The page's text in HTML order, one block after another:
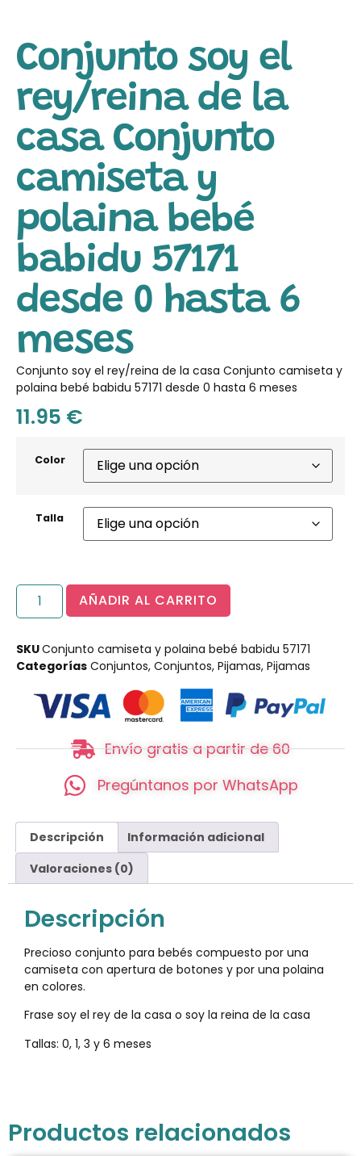
Conjunto soy el
rey/reina de la
casa Conjunto
camiseta y
polaina bebé
babidu 57171
desde 0 hasta 6
meses
Conjunto soy el rey/reina de la casa Conjunto camiseta y
polaina bebé babidu 57171 desde 0 hasta 6 meses
11.95 €
Color
Talla
AÑADIR AL CARRITO
SKUConjunto camiseta y polaina bebé babidu 57171
Categorías Conjuntos, Conjuntos, Pijamas, Pijamas
Envío gratis a partir de 60
Pregúntanos por WhatsApp
Descripción
Información adicional
Valoraciones (0)
Descripción
Precioso conjunto para bebés compuesto por una
camiseta con apertura de botones y por una polaina
en colores.
Frase soy el rey de la casa o soy la reina de la casa
Tallas: 0, 1, 3 y 6 meses
Productos relacionados